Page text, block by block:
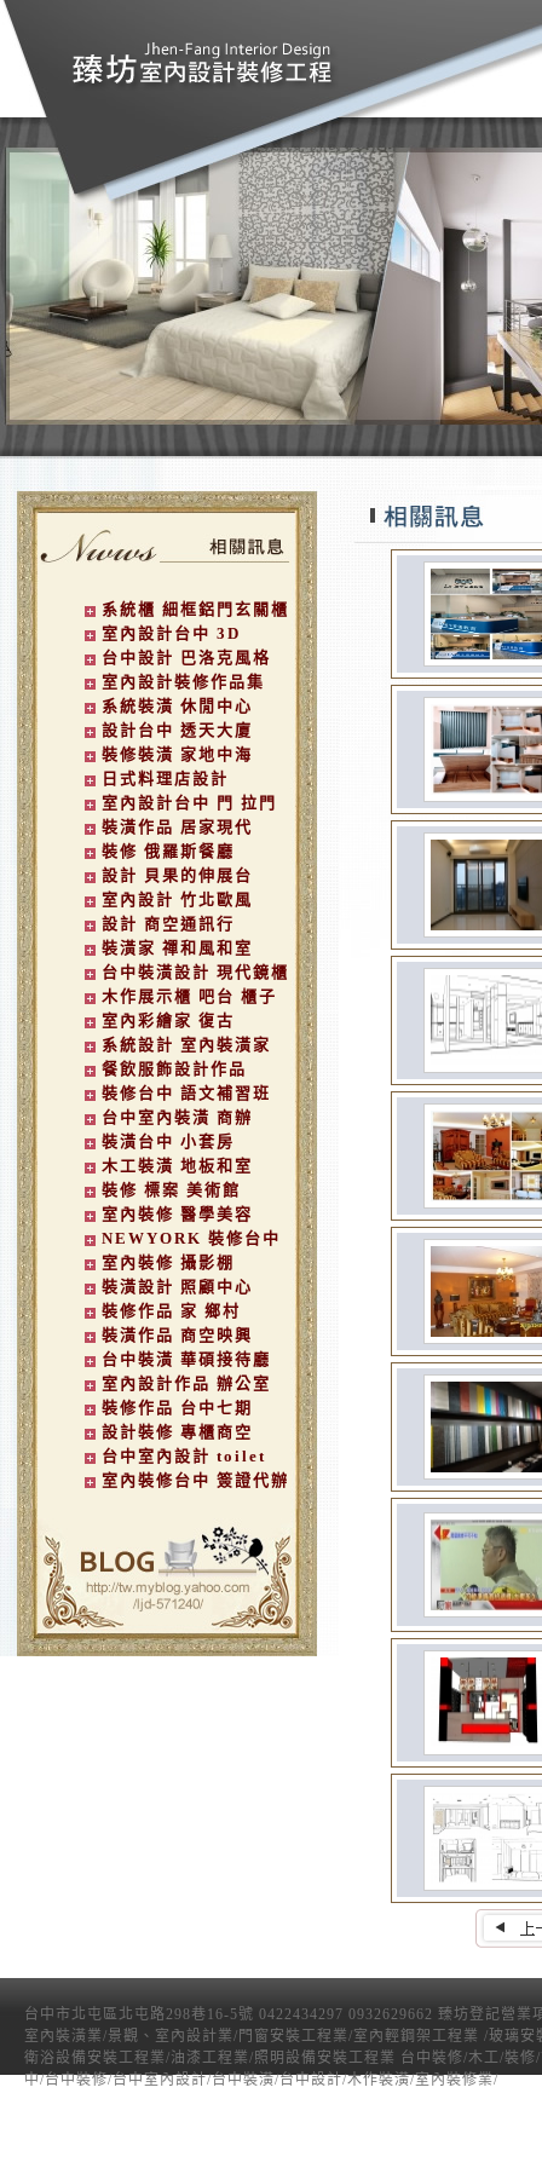
系統櫃 細框鋁門玄關櫃
室內設計台中 3D
台中設計 巴洛克風格
室內設計裝修作品集
系統裝潢 休閒中心
設計台中 透天大廈
裝修裝潢 家地中海
日式料理店設計
室內設計台中 門 拉門
裝潢作品 居家現代
裝修 俄羅斯餐廳
設計 貝果的伸展台
室內設計 竹北歐風
設計 商空通訊行
裝潢家 禪和風和室
台中裝潢設計 現代鏡櫃
木作展示櫃 吧台 櫃子
室內彩繪家 復古
系統設計 室內裝潢家
餐飲服飾設計作品
裝修台中 語文補習班
台中室內裝潢 商辦
裝潢台中 小套房
木工裝潢 地板和室
裝修 標案 美術館
室內裝修 醫學美容
NEWYORK 裝修台中
室內裝修 攝影棚
裝潢設計 照顧中心
裝修作品 家 鄉村
裝潢作品 商空映興
台中裝潢 華碩接待廳
室內設計作品 辦公室
裝修作品 台中七期
設計裝修 專櫃商空
台中室內設計 toilet
室內裝修台中 簽證代辦
台中市北屯區北屯路298巷16-5號 0422434297 0932629662 臻坊登記營業
室內裝潢業/景觀、室內設計業/門窗安裝工程業/室內輕鋼架工程業 /玻璃安
衛浴設備安裝工程業/油漆工程業/照明設備安裝工程業 台中裝修/木工/裝修
中/台中裝修/台中室內設計/台中裝潢/台中設計/木作裝潢/室內裝修業/